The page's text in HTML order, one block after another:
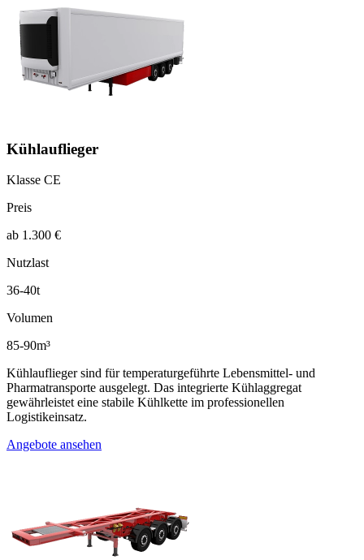
Kühlauflieger
Klasse CE
Preis
ab 1.300 €
Nutzlast
36-40t
Volumen
85-90m³
Kühlauflieger sind für temperaturgeführte Lebensmittel- und
Pharmatransporte ausgelegt. Das integrierte Kühlaggregat
gewährleistet eine stabile Kühlkette im professionellen
Logistikeinsatz.
Angebote ansehen